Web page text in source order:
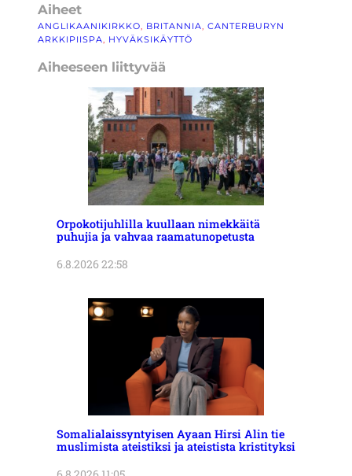
Aiheet
ANGLIKAANIKIRKKO, BRITANNIA, CANTERBURYN
ARKKIPIISPA, HYVÄKSIKÄYTTÖ
Aiheeseen liittyvää
Orpokotijuhlilla kuullaan nimekkäitä
puhujia ja vahvaa raamatunopetusta
6.8.2026 22:58
Somalialaissyntyisen Ayaan Hirsi Alin tie
muslimista ateistiksi ja ateistista kristityksi